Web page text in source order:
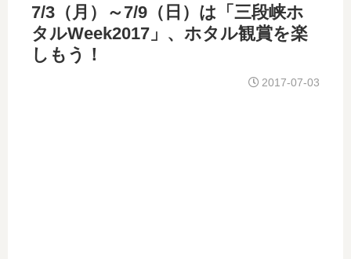
7/3（月）～7/9（日）は「三段峡ホ
タルWeek2017」、ホタル観賞を楽
しもう！
2017-07-03